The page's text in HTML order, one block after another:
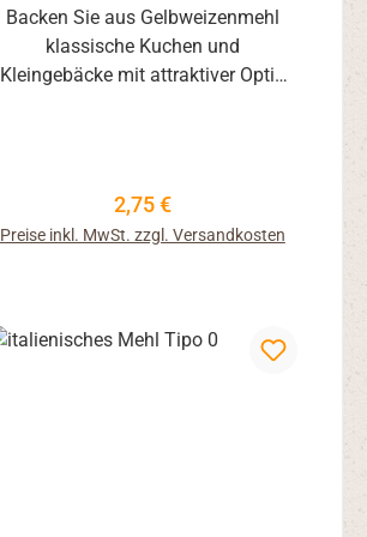
Backen Sie aus Gelbweizenmehl
klassische Kuchen und
Kleingebäcke mit attraktiver Optik
Regulärer Preis:
2,75 €
Preise inkl. MwSt. zzgl. Versandkosten